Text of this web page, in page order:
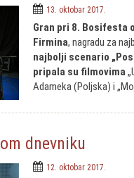
13. oktobar 2017.
Gran pri 8. Bosifesta
Firmina, nagradu za
najbolji scenario
pripala su filmovima
Adameka (Poljska) i
dnevniku
12. oktobar 2017.